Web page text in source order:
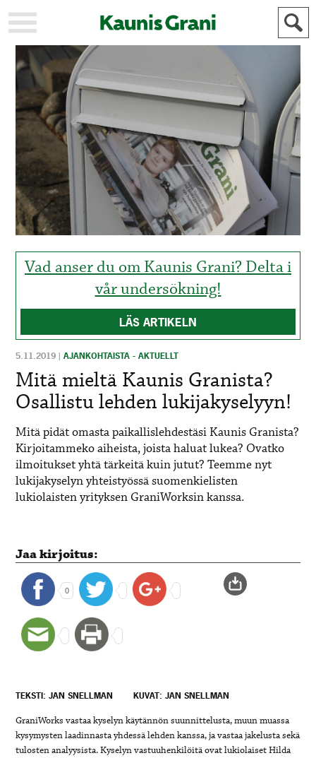
KAUPUNKI
AJANKOHTAISTA
AKTUELLT
URHEILU
IDROTT
KULTTUURI
KULTUR
HISTORIA
HISTORIA
YLEINEN
ALLMÄN
MAINOSTAJILLE
FÖR
ANNONSÖRER
Vad anser du om Kaunis Grani? Delta i
vår undersökning!
LÄS ARTIKELN
5.11.2019 |AJANKOHTAISTA - AKTUELLT
Mitä mieltä Kaunis Granista?
Osallistu lehden lukijakyselyyn!
Mitä pidät omasta paikallislehdestäsi Kaunis Granista?
Kirjoitammeko aiheista, joista haluat lukea? Ovatko
ilmoitukset yhtä tärkeitä kuin jutut? Teemme nyt
lukijakyselyn yhteistyössä suomenkielisten
lukiolaisten yrityksen GraniWorksin kanssa.
Jaa kirjoitus:
0
TEKSTI: JAN SNELLMAN KUVAT: JAN SNELLMAN
GraniWorks vastaa kyselyn käytännön suunnittelusta, muun muassa
kysymysten laadinnasta yhdessä lehden kanssa, ja vastaa jakelusta sekä
tulosten analyysista. Kyselyn vastuuhenkilöitä ovat lukiolaiset Hilda